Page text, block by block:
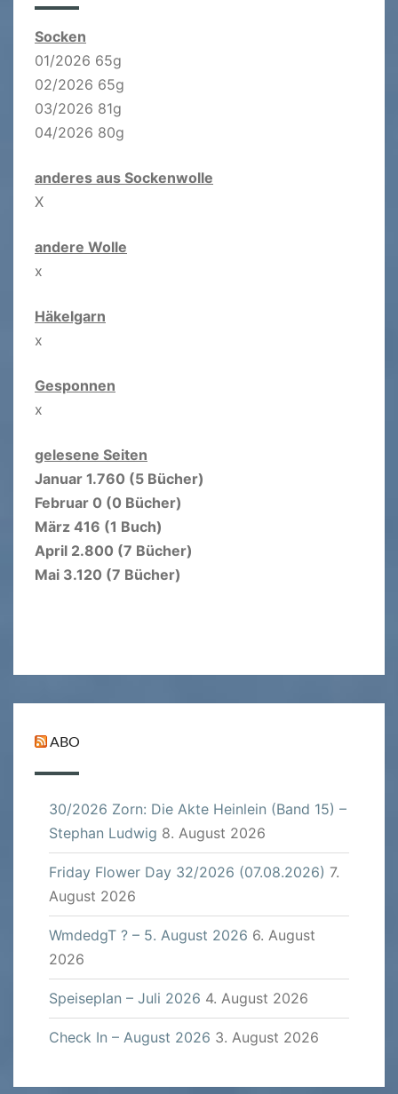
Socken
01/2026 65g
02/2026 65g
03/2026 81g
04/2026 80g
anderes aus Sockenwolle
X
andere Wolle
x
Häkelgarn
x
Gesponnen
x
gelesene Seiten
Januar 1.760 (5 Bücher)
Februar 0 (0 Bücher)
März 416 (1 Buch)
April 2.800 (7 Bücher)
Mai 3.120 (7 Bücher)
ABO
30/2026 Zorn: Die Akte Heinlein (Band 15) –
Stephan Ludwig 8. August 2026
Friday Flower Day 32/2026 (07.08.2026) 7.
August 2026
WmdedgT ? – 5. August 2026 6. August
2026
Speiseplan – Juli 2026 4. August 2026
Check In – August 2026 3. August 2026